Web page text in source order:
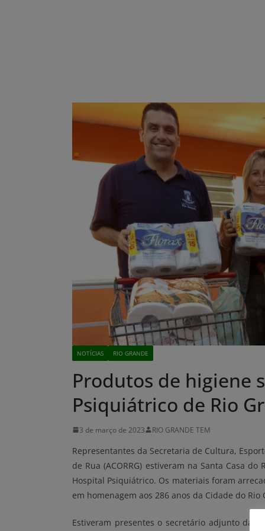
NOTÍCIAS RIO GRANDE
Produtos de higiene
Psiquiátrico de Rio
3 de março de 2023 RIO GRANDE TEM
Representantes da Secretaria de Cultura,
de Rua (ACORRG) estiveram na Santa Casa
Hospital Psiquiátrico. Os materiais foram
em homenagem aos 286 anos da Cidade do
Estiveram presentes o secretário adjunto da